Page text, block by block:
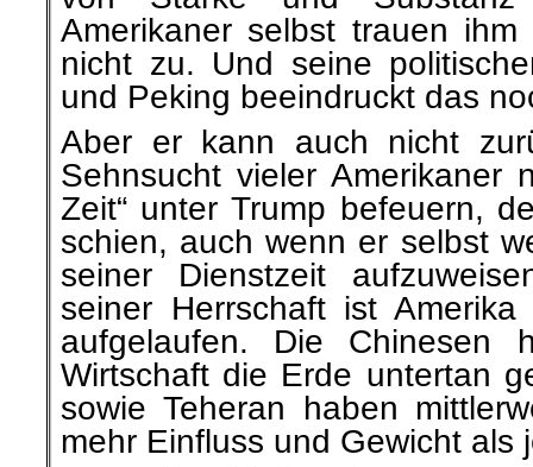
Amerikaner selbst trauen
nicht zu. Und seine
und Peking beeindruckt das
Aber er kann auch nicht
Sehnsucht vieler Amerikaner
Zeit“ unter Trump befeuern,
schien, auch wenn er selbst
seiner Dienstzeit
seiner Herrschaft ist
aufgelaufen. Die Chinesen
Wirtschaft die Erde untertan
sowie Teheran haben
mehr Einfluss und Gewicht als